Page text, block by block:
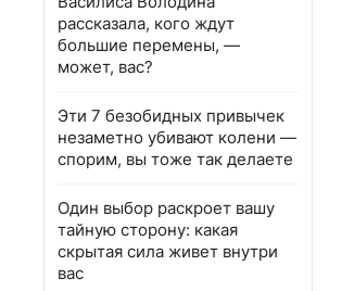
рассказала, кого ждут
большие перемены, —
может, вас?
Эти 7 безобидных привычек
незаметно убивают колени —
спорим, вы тоже так делаете
Один выбор раскроет вашу
тайную сторону: какая
скрытая сила живет внутри
вас